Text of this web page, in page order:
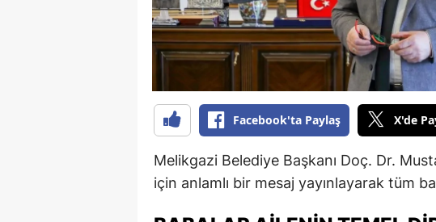
Bolu
Burdur
Bursa
Çanakkale
Çankırı
Çorum
Facebook'ta Paylaş X'de
Melikgazi Belediye Başkanı Doç. Dr.
için anlamlı bir mesaj yayınlayarak tüm